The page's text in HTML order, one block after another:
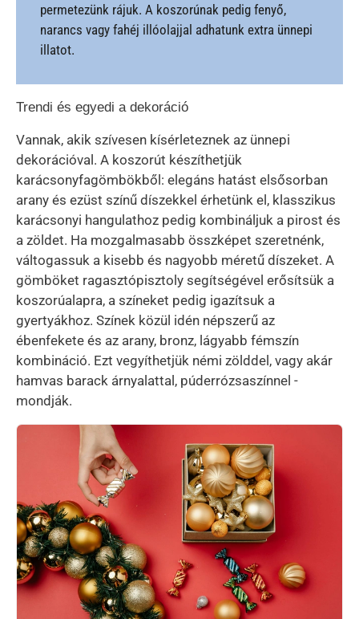
permetezünk rájuk. A koszorúnak pedig fenyő,
narancs vagy fahéj illóolajjal adhatunk extra ünnepi
illatot.
Trendi és egyedi a dekoráció
Vannak, akik szívesen kísérleteznek az ünnepi
dekorációval. A koszorút készíthetjük
karácsonyfagömbökből: elegáns hatást elsősorban
arany és ezüst színű díszekkel érhetünk el, klasszikus
karácsonyi hangulathoz pedig kombináljuk a pirost és
a zöldet. Ha mozgalmasabb összképet szeretnénk,
váltogassuk a kisebb és nagyobb méretű díszeket. A
gömböket ragasztópisztoly segítségével erősítsük a
koszorúalapra, a színeket pedig igazítsuk a
gyertyákhoz. Színek közül idén népszerű az
ébenfekete és az arany, bronz, lágyabb fémszín
kombináció. Ezt vegyíthetjük némi zölddel, vagy akár
hamvas barack árnyalattal, púderrózsaszínnel -
mondják.
Kép